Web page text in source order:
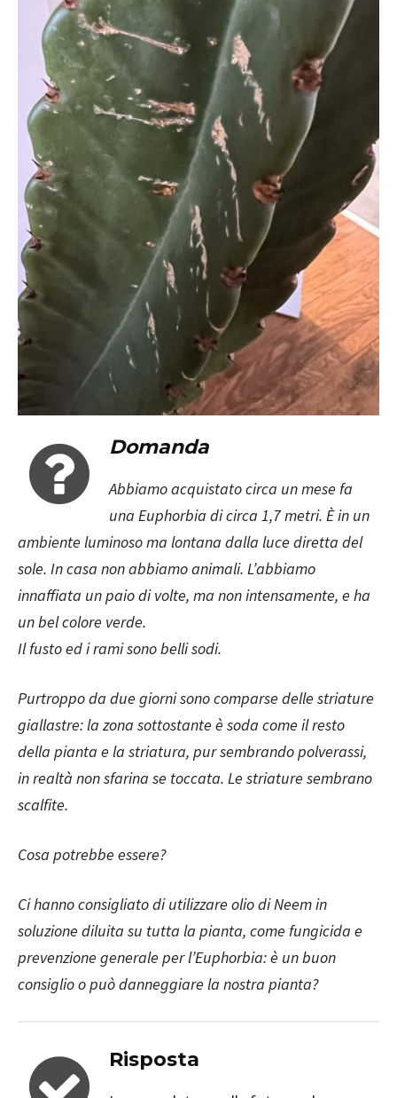
Domanda
Abbiamo acquistato circa un mese fa
una Euphorbia di circa 1,7 metri. È in un
ambiente luminoso ma lontana dalla luce diretta del
sole. In casa non abbiamo animali. L’abbiamo
innaffiata un paio di volte, ma non intensamente, e ha
un bel colore verde.
Il fusto ed i rami sono belli sodi.
Purtroppo da due giorni sono comparse delle striature
giallastre: la zona sottostante è soda come il resto
della pianta e la striatura, pur sembrando polverassi,
in realtà non sfarina se toccata. Le striature sembrano
scalfite.
Cosa potrebbe essere?
Ci hanno consigliato di utilizzare olio di Neem in
soluzione diluita su tutta la pianta, come fungicida e
prevenzione generale per l’Euphorbia: è un buon
consiglio o può danneggiare la nostra pianta?
Risposta